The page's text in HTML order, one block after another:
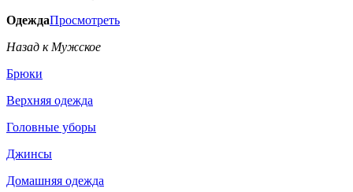
ОдеждаПросмотреть
Назад к Мужское
Брюки
Верхняя одежда
Головные уборы
Джинсы
Домашняя одежда